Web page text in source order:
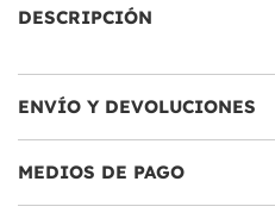
DESCRIPCIÓN
ENVÍO Y DEVOLUCIONES
MEDIOS DE PAGO